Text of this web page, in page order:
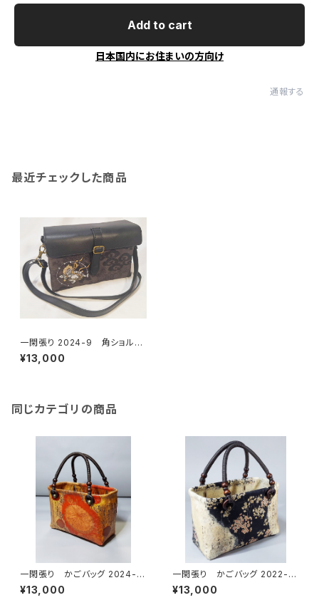
Add to cart
日本国内にお住まいの方向け
通報する
最近チェックした商品
一閑張り 2024-9 角ショルダ
ーバッグ
¥13,000
同じカテゴリの商品
一閑張り かごバッグ 2024-5
白地、和モダン
¥13,000
一閑張り かごバッグ 2022-10
白地 黒地桜
¥13,000